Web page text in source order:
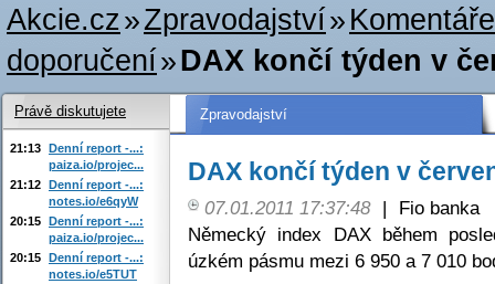
Akcie.cz»Zpravodajství»
doporučení»DAX končí týden v
Zpravodajství
DAX končí týden v
07.01.2011 17:37:48 |
Fio banka
Německý index DAX během
úzkém pásmu mezi 6 950 a 7 010
Právě diskutujete
21:13 Denní report -...:
paiza.io/projec...
21:12 Denní report -...:
notes.io/e6qyW
20:15 Denní report -...:
paiza.io/projec...
20:15 Denní report -...:
notes.io/e5TUT